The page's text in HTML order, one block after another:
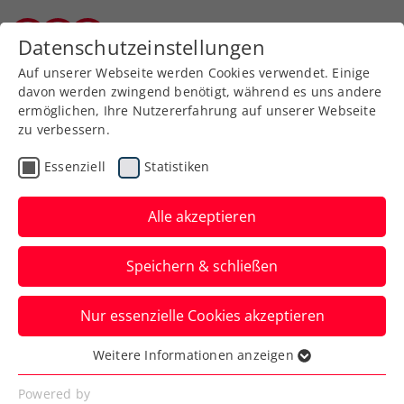
Zurück zur Newsübersicht
ATP
Die Reha kann beginnen:
Ofner erfolgreich an der
Ferse operiert
Österreichs aktuelle Nummer eins kann
sich immerhin auf Krücken schon wieder
fortbewegen.
Verfasst von: Manuel Wachta, 19.09.2024
Datenschutzeinstellungen
Auf unserer Webseite werden Cookies verwendet. Einige
davon werden zwingend benötigt, während es uns andere
ermöglichen, Ihre Nutzererfahrung auf unserer Webseite
zu verbessern.
Essenziell Statistiken
Alle akzeptieren
Speichern & schließen
Nur essenzielle Cookies akzeptieren
Essenziell
Essenzielle Cookies werden für grundlegende
Weitere Informationen anzeigen
Powered by